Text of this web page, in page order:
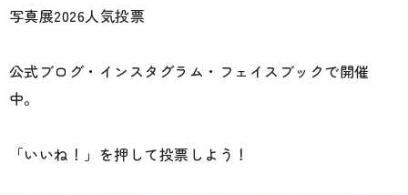
写真展2026人気投票
公式ブログ・インスタグラム・フェイスブックで開催
中。
「いいね！」を押して投票しよう！